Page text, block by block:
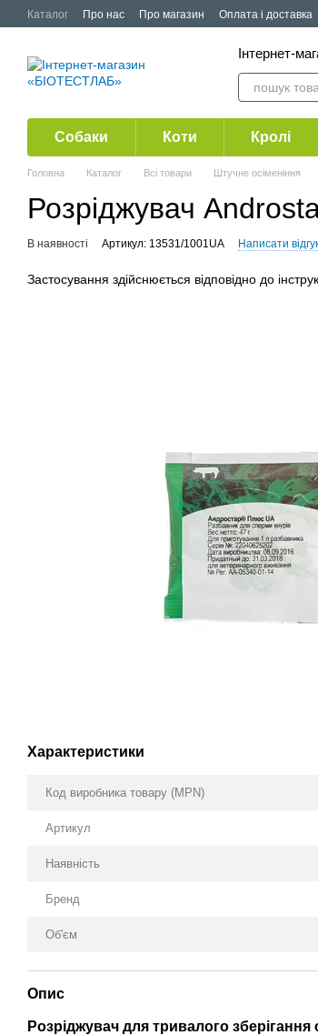
Перейти до основного контенту
Каталог Про нас Про магазин Оплата і доставка
Інтернет-
Собаки Коти Кролі
Головна Каталог Всі товари Штучне осіменіння
Розріджувач
В наявності Артикул: 13531/1001UA Написати
Застосування здійснюється відповідно до
Характеристики
Код виробника товару (MPN)
Артикул
Наявність
Бренд
Об'єм
Опис
Розріджувач для тривалого